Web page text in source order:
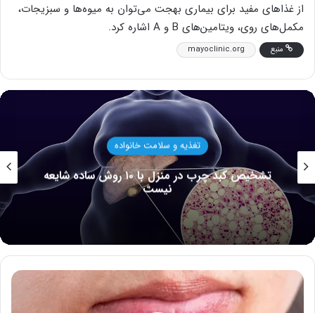
از غذاهای مفید برای بیماری بهجت می‌توان به میوه‌ها و سبزیجات،
مکمل‌های روی، ویتامین‌های B و A اشاره کرد.
منبع mayoclinic.org
بهداشت و سلامت زنان
پوست کره ای ها؛ ۱۰ راز زیبایی کره ای ها برای
پوستی بی عیب و نقص
جوش
چانه